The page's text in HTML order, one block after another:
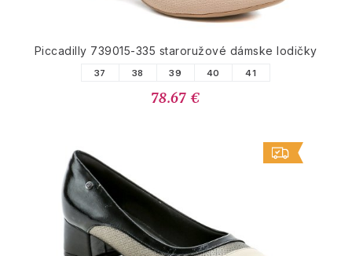
Piccadilly 739015-335 staroružové dámske lodičky
37 38 39 40 41
78.67 €